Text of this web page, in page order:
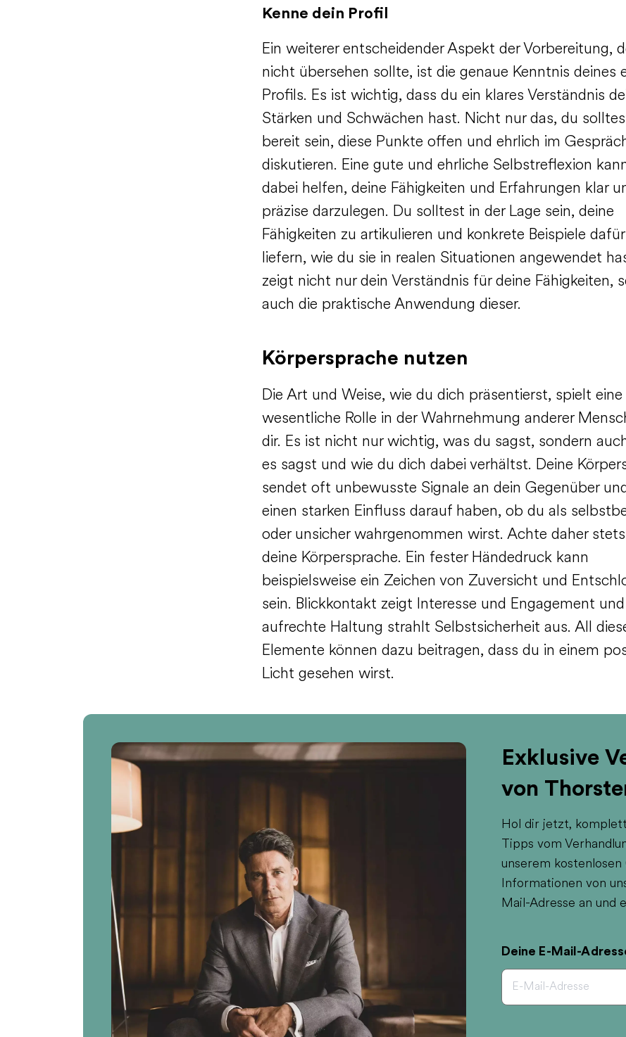
Kenne dein Profil
Ein weiterer entscheidender Aspekt der Vorbereitung,
nicht übersehen sollte, ist die genaue Kenntnis deines
Profils. Es ist wichtig, dass du ein klares Verständnis
Stärken und Schwächen hast. Nicht nur das, du
bereit sein, diese Punkte offen und ehrlich im
diskutieren. Eine gute und ehrliche Selbstreflexion
dabei helfen, deine Fähigkeiten und Erfahrungen klar
präzise darzulegen. Du solltest in der Lage sein, deine
Fähigkeiten zu artikulieren und konkrete Beispiele
liefern, wie du sie in realen Situationen angewendet
zeigt nicht nur dein Verständnis für deine Fähigkeiten,
auch die praktische Anwendung dieser.
Körpersprache nutzen
Die Art und Weise, wie du dich präsentierst, spielt eine
wesentliche Rolle in der Wahrnehmung anderer
dir. Es ist nicht nur wichtig, was du sagst, sondern
es sagst und wie du dich dabei verhältst. Deine
sendet oft unbewusste Signale an dein Gegenüber
einen starken Einfluss darauf haben, ob du als
oder unsicher wahrgenommen wirst. Achte daher
deine Körpersprache. Ein fester Händedruck kann
beispielsweise ein Zeichen von Zuversicht und
sein. Blickkontakt zeigt Interesse und Engagement
aufrechte Haltung strahlt Selbstsicherheit aus. All
Elemente können dazu beitragen, dass du in einem
Licht gesehen wirst.
Exklusive
von
Hol dir jetzt,
Tipps vom
unserem
Informationen von
Mail-Adresse an und
Deine E-Mail-